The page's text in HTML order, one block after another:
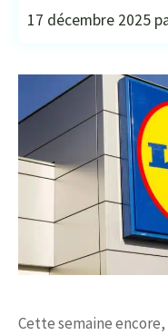
17 décembre 2025
Cette semaine